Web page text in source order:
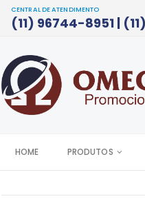
CENTRAL DE ATENDIMENTO
(11) 96744-8951 |
HOME PRODUTOS